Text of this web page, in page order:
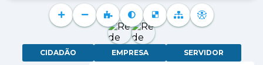
CIDADÃO EMPRESA SERVIDOR